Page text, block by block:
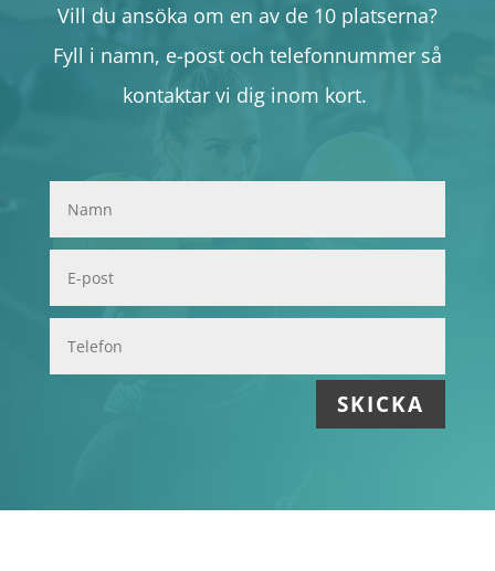
Vill du ansöka om en av de 10 platserna?
Fyll i namn, e-post och telefonnummer så
kontaktar vi dig inom kort.
SKICKA